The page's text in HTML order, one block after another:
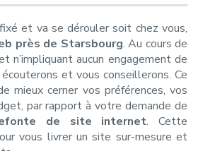
et va se dérouler soit chez vous,
près de Starsbourg. Au cours de
n’impliquant aucun engagement de
et vous conseillerons. Ce
mieux cerner vos préférences, vos
par rapport à votre demande de
de site internet. Cette
vous livrer un site sur-mesure et